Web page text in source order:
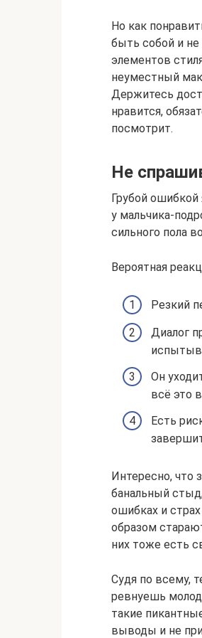
Но как
быть собой и
элементов
неуместный
Держитесь
нравится,
посмотрит.
Не
Грубой
у мальчика-
сильного пола
Вероятная
Резкий
Диалог
Он
всё это
Есть
Интересно, что
банальный
ошибках и
образом
них тоже есть
Судя по всему,
ревнуешь
такие
выводы и не